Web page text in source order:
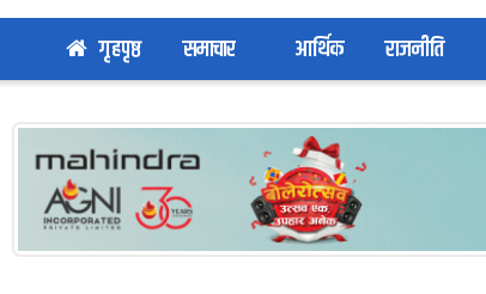
गृहपृष्ठ समाचार आर्थिक राजनीति